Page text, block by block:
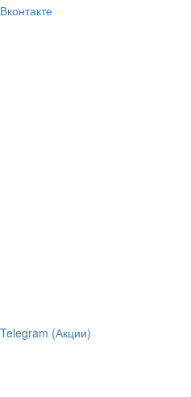
Вконтакте
Telegram (Акции)